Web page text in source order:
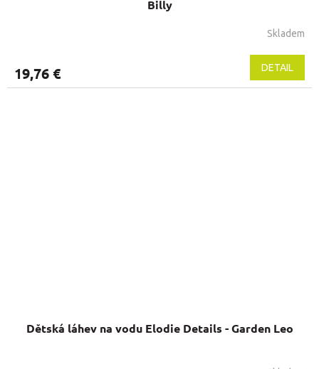
Billy
Skladem
19,76 € DETAIL
Dětská láhev na vodu Elodie Details - Garden Leo